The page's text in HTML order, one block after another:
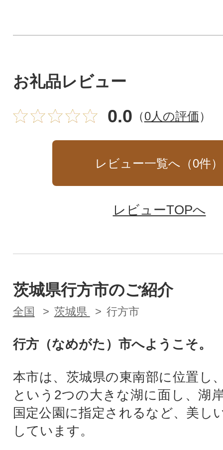
お礼品レビュー
0.0 （0人の評価）
レビュー一覧へ（0件）
レビューTOPへ
茨城県行方市のご紹介
全国 茨城県 行方市
行方（なめがた）市へようこそ。
本市は、茨城県の東南部に位置し
という2つの大きな湖に面し、湖
国定公園に指定されるなど、美し
しています。